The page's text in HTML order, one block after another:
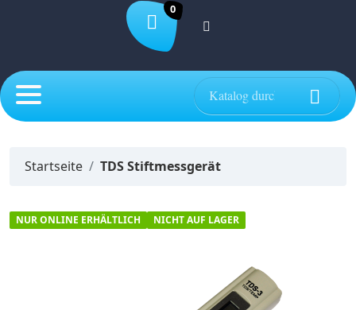
0

Startseite TDS Stiftmessgerät
NUR ONLINE ERHÄLTLICH NICHT AUF LAGER